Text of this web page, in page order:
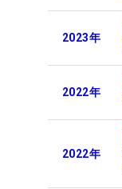
2023年
2022年
2022年